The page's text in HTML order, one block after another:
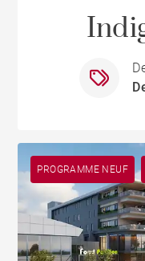
PROGRAMME NEUF